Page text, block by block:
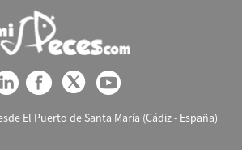
El Puerto de Santa María (Cádiz - España)